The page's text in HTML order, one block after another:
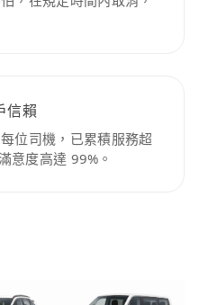
信賴
位司機，已累積服務超
意度高達 99%。